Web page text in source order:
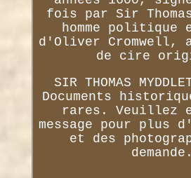
fois par Sir
homme politique
d'Oliver Cromwell,
de cire
SIR THOMAS
Documents
rares. Veuillez
message pour plus
et des
demande.